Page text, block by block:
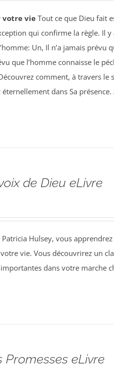
votre vieTout ce que Dieu fait
qui confirme la règle. Il
Un, Il n’a jamais prévu
que l’homme connaisse le
comment, à travers le
dans Sa présence.
de Dieu eLivre
Hulsey, vous
vie. Vous découvrirez un
dans votre marche
Promesses eLivre